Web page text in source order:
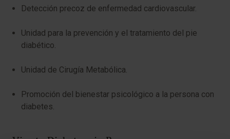
Detección precoz de enfermedad cardiovascular.
Unidad para la prevención y el tratamiento del pie
diabético.
Unidad de Cirugía Metabólica​.
Promoción del bienestar psicológico a la persona con
diabetes.